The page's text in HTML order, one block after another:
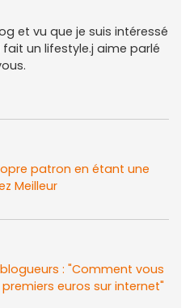
et vu que je suis intéressé
un lifestyle.j aime parlé
patron en étant une
Meilleur
: "Comment vous
euros sur internet"